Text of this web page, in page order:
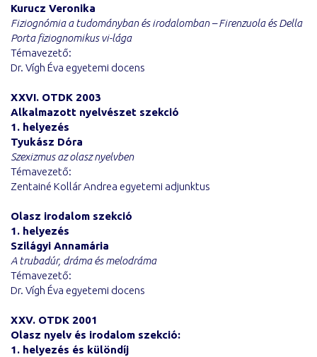
Kurucz Veronika
Fiziognómia a tudományban és irodalomban – Firenzuola és Della
Porta fiziognomikus vi-lága
Témavezető:
Dr. Vígh Éva egyetemi docens
XXVI. OTDK 2003
Alkalmazott nyelvészet szekció
1. helyezés
Tyukász Dóra
Szexizmus az olasz nyelvben
Témavezető:
Zentainé Kollár Andrea egyetemi adjunktus
Olasz irodalom szekció
1. helyezés
Szilágyi Annamária
A trubadúr, dráma és melodráma
Témavezető:
Dr. Vígh Éva egyetemi docens
XXV. OTDK 2001
Olasz nyelv és irodalom szekció:
1. helyezés és különdíj